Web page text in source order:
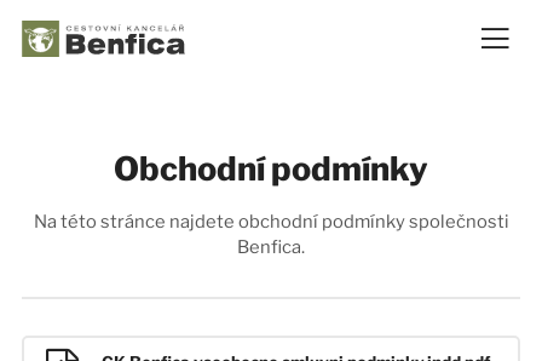
Obchodní podmínky
Na této stránce najdete obchodní podmínky společnosti
Benfica.